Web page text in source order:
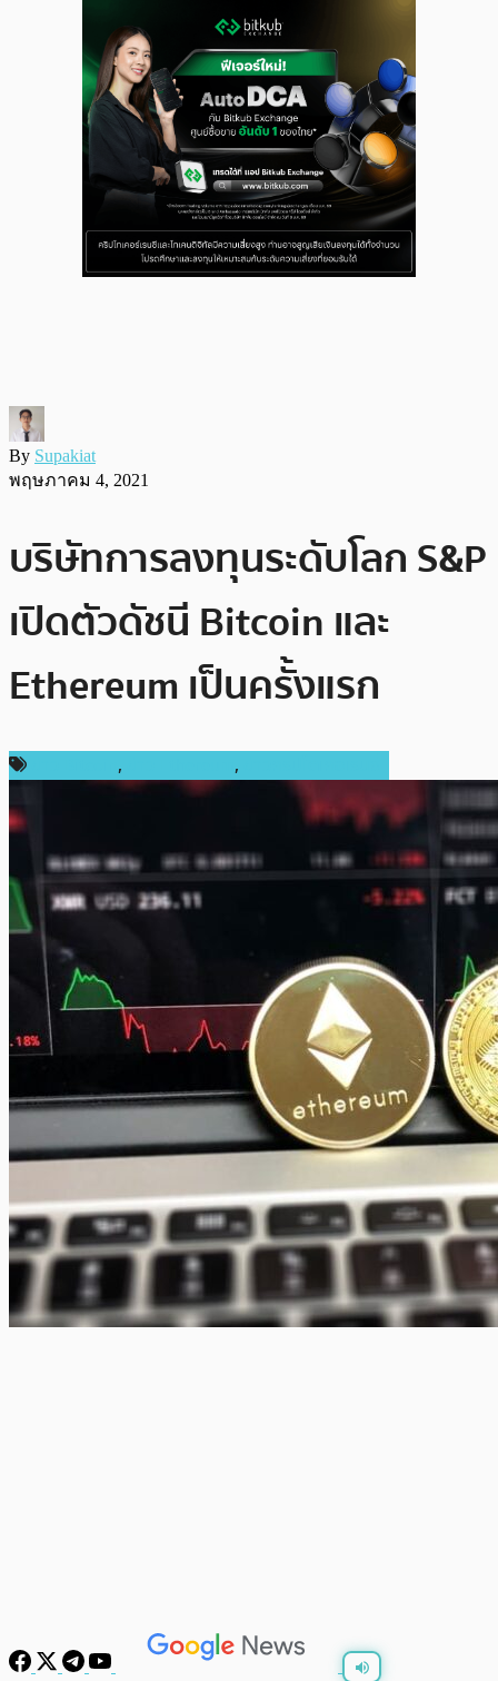
By Supakiat
พฤษภาคม 4, 2021
บริษัทการลงทุนระดับโลก S&P
เปิดตัวดัชนี Bitcoin และ
Ethereum เป็นครั้งแรก
, ,